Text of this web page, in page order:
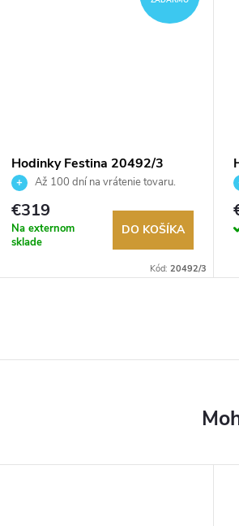
Hodinky Festina 20492/3
Až 100 dní na vrátenie tovaru.
Autorizovaný predajca.
€319
Na externom
sklade
DO KOŠÍKA
Kód: 20492/3